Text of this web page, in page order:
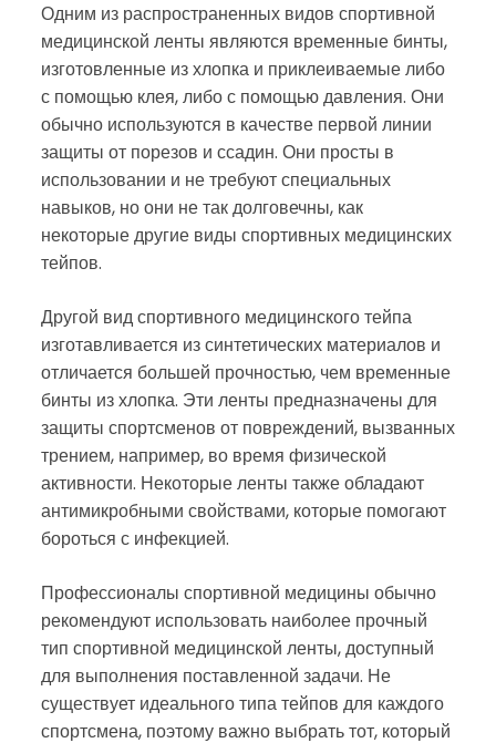
Одним из распространенных видов спортивной
медицинской ленты являются временные бинты,
изготовленные из хлопка и приклеиваемые либо
с помощью клея, либо с помощью давления. Они
обычно используются в качестве первой линии
защиты от порезов и ссадин. Они просты в
использовании и не требуют специальных
навыков, но они не так долговечны, как
некоторые другие виды спортивных медицинских
тейпов.
Другой вид спортивного медицинского тейпа
изготавливается из синтетических материалов и
отличается большей прочностью, чем временные
бинты из хлопка. Эти ленты предназначены для
защиты спортсменов от повреждений, вызванных
трением, например, во время физической
активности. Некоторые ленты также обладают
антимикробными свойствами, которые помогают
бороться с инфекцией.
Профессионалы спортивной медицины обычно
рекомендуют использовать наиболее прочный
тип спортивной медицинской ленты, доступный
для выполнения поставленной задачи. Не
существует идеального типа тейпов для каждого
спортсмена, поэтому важно выбрать тот, который